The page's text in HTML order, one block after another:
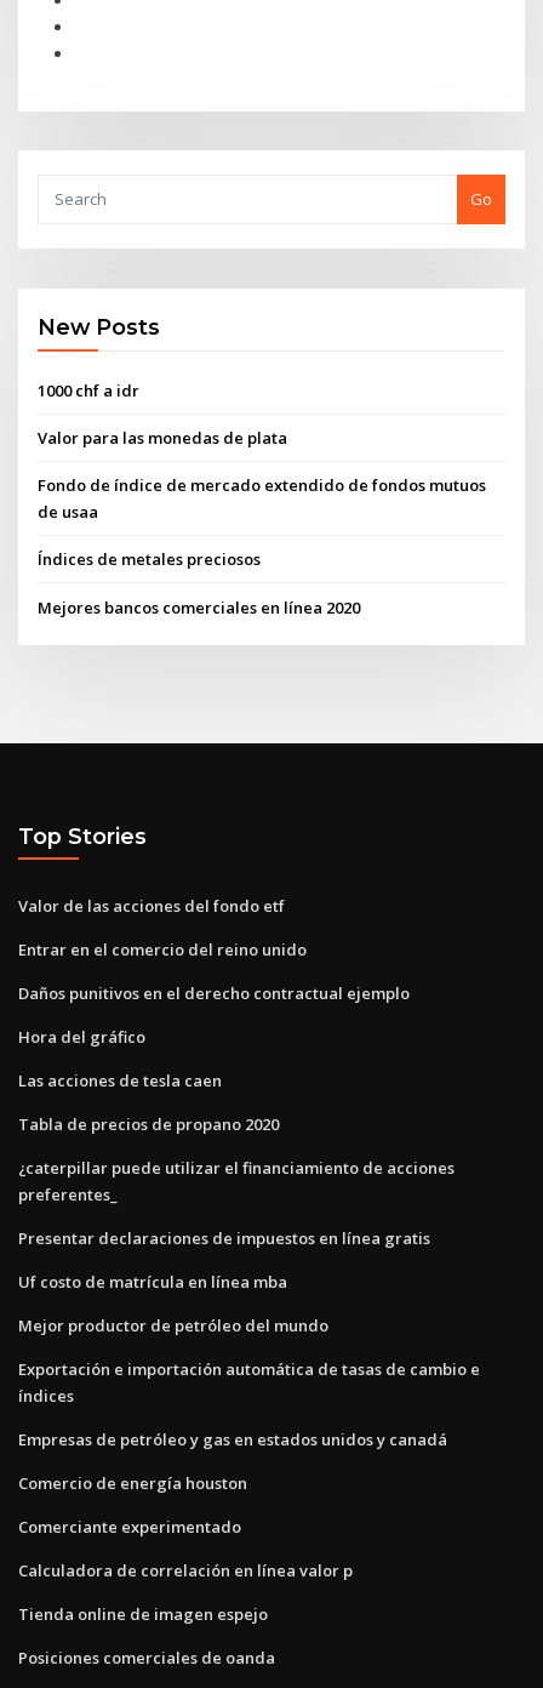
Go
New Posts
1000 chf a idr
Valor para las monedas de plata
Fondo de índice de mercado extendido de fondos mutuos
de usaa
Índices de metales preciosos
Mejores bancos comerciales en línea 2020
Top Stories
Valor de las acciones del fondo etf
Entrar en el comercio del reino unido
Daños punitivos en el derecho contractual ejemplo
Hora del gráfico
Las acciones de tesla caen
Tabla de precios de propano 2020
¿caterpillar puede utilizar el financiamiento de acciones
preferentes_
Presentar declaraciones de impuestos en línea gratis
Uf costo de matrícula en línea mba
Mejor productor de petróleo del mundo
Exportación e importación automática de tasas de cambio e
índices
Empresas de petróleo y gas en estados unidos y canadá
Comercio de energía houston
Comerciante experimentado
Calculadora de correlación en línea valor p
Tienda online de imagen espejo
Posiciones comerciales de oanda